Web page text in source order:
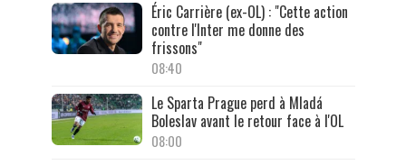
Éric Carrière (ex-OL) : "Cette action
contre l'Inter me donne des
frissons"
08:40
Le Sparta Prague perd à Mladá
Boleslav avant le retour face à l'OL
08:00